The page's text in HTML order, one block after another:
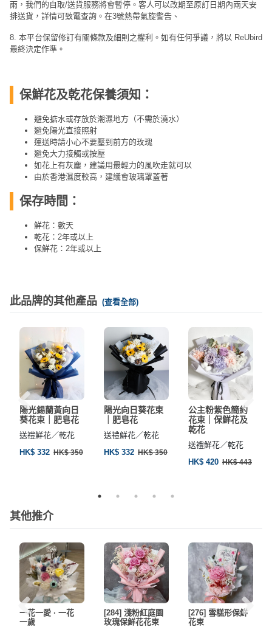
雨，我們的自取/送貨服務將會暫停。客人可以改期至原訂日期內兩天安
排送貨，詳情可致電查詢。在3號熱帶氣旋警告、
8. 本平台保留修訂有關條款及細則之權利。如有任何爭議，將以 ReUbird
最終決定作準。
保鮮花及乾花保養須知：
避免掂水或存放於潮濕地方（不需於澆水）
避免陽光直接照射
運送時請小心不要壓到前方的玫瑰
避免大力接觸或按壓
如花上有灰塵，建議用最輕力的風吹走就可以
由於香港濕度較高，建議會玻璃罩蓋著
保存時間：
鮮花：數天
乾花：2年或以上
保鮮花：2年或以上
此品牌的其他產品 (查看全部)
陽光錫蘭黃向日
葵花束｜肥皂花
送禮鮮花／乾花
HK$ 332 HK$ 350
陽光向日葵花束
｜肥皂花
送禮鮮花／乾花
HK$ 332 HK$ 350
公主粉紫色簡約
花束｜保鮮花及
乾花
送禮鮮花／乾花
HK$ 420 HK$ 443
其他推介
一花一愛 · 一花
一歲
[284] 淺粉紅庭園
玫瑰保鮮花花束
[276] 雪糕形保鮮
花束